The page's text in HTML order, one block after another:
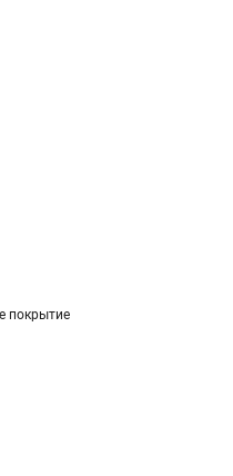
покрытие